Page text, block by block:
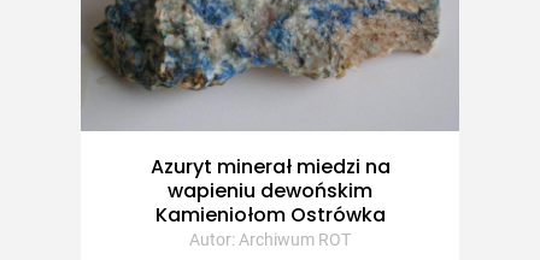
Azuryt minerał miedzi na
wapieniu dewońskim
Kamieniołom Ostrówka
Autor: Archiwum ROT